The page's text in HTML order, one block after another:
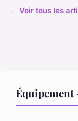
← Voir tous les